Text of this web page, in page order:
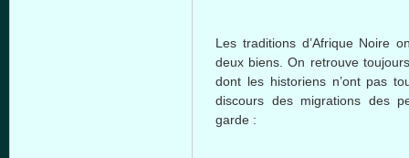
Les traditions d’Afrique Noire
deux biens. On retrouve
dont les historiens n’ont pas
discours des migrations des
garde :